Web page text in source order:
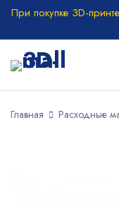
При покупке 3D-
Главная Расходные